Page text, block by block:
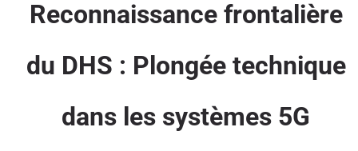
Reconnaissance frontalière
du DHS : Plongée technique
dans les systèmes 5G